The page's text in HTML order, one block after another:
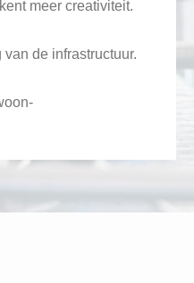
meer creativiteit.
de infrastructuur.